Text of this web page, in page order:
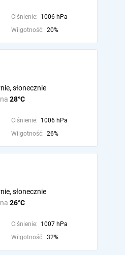
Ciśnienie: 1006 hPa
Wilgotność: 20%
28°C
słonecznie
Ciśnienie: 1006 hPa
Wilgotność: 26%
26°C
słonecznie
Ciśnienie: 1007 hPa
Wilgotność: 32%